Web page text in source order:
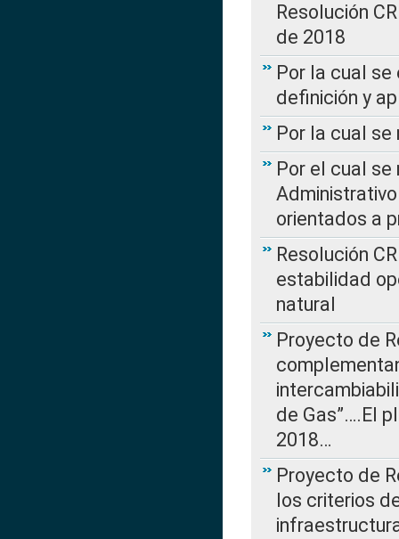
Resolución
de 2018
Por la cual
definición y
Por la cual
Por el cual
orientados a
Resolución
estabilidad
natural
Proyecto de
de Gas”….El
2018…
Proyecto de
los criterios